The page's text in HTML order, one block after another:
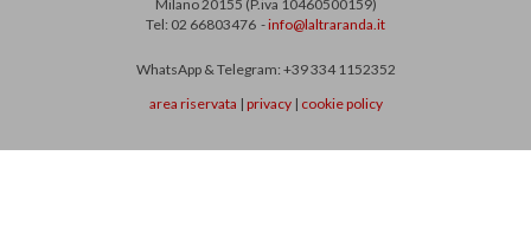
Milano 20155 (P.iva 10460500159)
Tel: 02 66803476 -info@laltraranda.it
WhatsApp & Telegram: +39 334 1152352
area riservata | privacy| cookie policy